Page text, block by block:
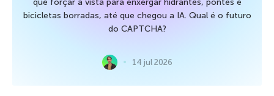
bicicletas borradas, até que chegou a IA. Qual é o futuro
do CAPTCHA?
14 jul 2026